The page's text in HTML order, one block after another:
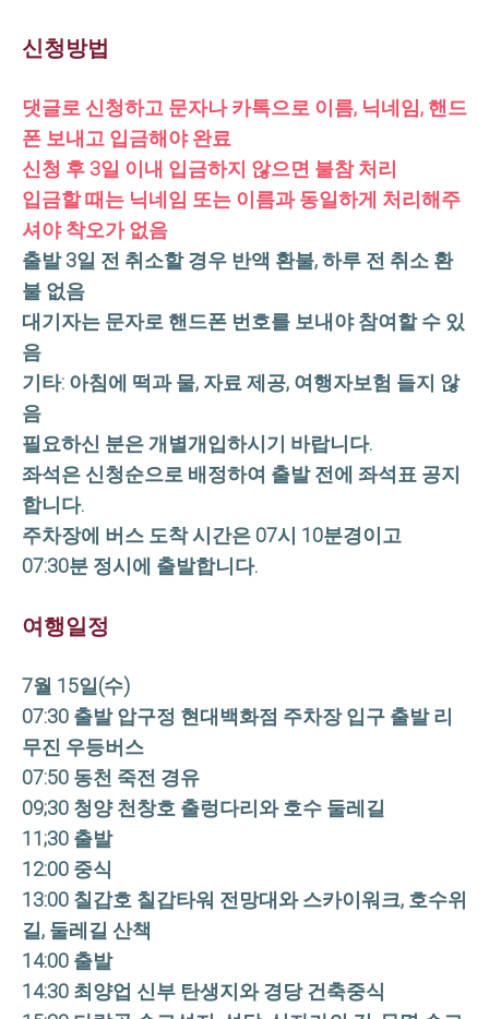
신청방법
댓글로 신청하고 문자나 카톡으로 이름, 닉네임, 핸드
폰 보내고 입금해야 완료
신청 후 3일 이내 입금하지 않으면 불참 처리
입금할 때는 닉네임 또는 이름과 동일하게 처리해주
셔야 착오가 없음
출발 3일 전 취소할 경우 반액 환불, 하루 전 취소 환
불 없음
대기자는 문자로 핸드폰 번호를 보내야 참여할 수 있
음
기타: 아침에 떡과 물, 자료 제공, 여행자보험 들지 않
음
필요하신 분은 개별개입하시기 바랍니다.
좌석은 신청순으로 배정하여 출발 전에 좌석표 공지
합니다.
주차장에 버스 도착 시간은 07시 10분경이고
07:30분 정시에 출발합니다.
여행일정
7월 15일(수)
07:30 출발 압구정 현대백화점 주차장 입구 출발 리
무진 우등버스
07:50 동천 죽전 경유
09;30 청양 천창호 출렁다리와 호수 둘레길
11;30 출발
12:00 중식
13:00 칠갑호 칠갑타워 전망대와 스카이워크, 호수위
길, 둘레길 산책
14:00 출발
14:30 최양업 신부 탄생지와 경당 건축중식